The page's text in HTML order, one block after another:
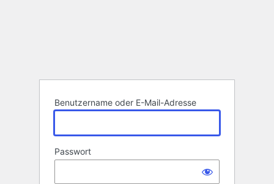
Benutzername oder E-Mail-Adresse
Passwort